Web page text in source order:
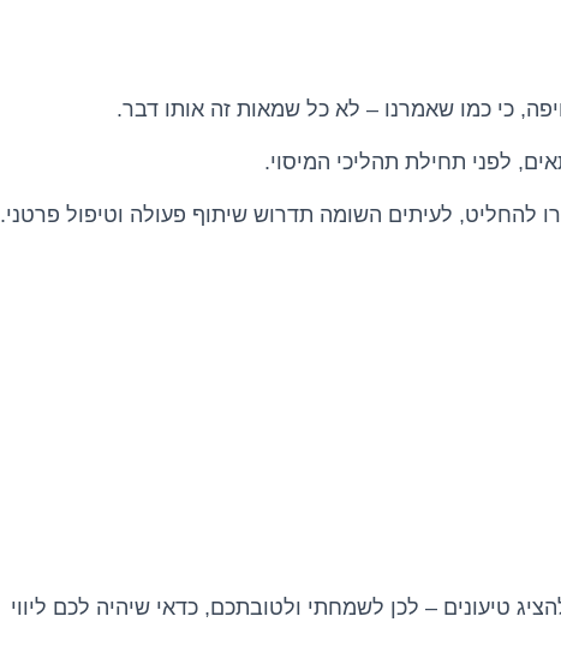
כי כמו שאמרנו – לא כל שמאות זה אותו דבר.
לפני תחילת תהליכי המיסוי.
להחליט, לעיתים השומה תדרוש שיתוף פעולה וטיפול פרטני.
טיעונים – לכן לשמחתי ולטובתכם, כדאי שיהיה לכם ליווי